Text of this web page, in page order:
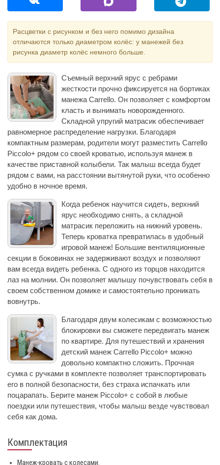
Расцветки с рисунком и без него помимо дизайна
отличаются только диаметром колёс: у манежей без
рисунка диаметр колёс немного больше.
Съемный верхний ярус с ребрами
жесткости прочно фиксируется на бортиках
манежа Carrello. Он позволяет с комфортом
класть и вынимать новорожденного.
Складной упругий матрасик обеспечивает
равномерное распределение нагрузки. Благодаря
компактным размерам, родители могут разместить Carrello
Piccolo+ рядом со своей кроватью, используя манеж в
качестве приставной колыбели. Так малыш всегда будет
рядом с вами, на расстоянии вытянутой руки, что особенно
удобно в ночное время.
Когда ребенок научится сидеть, верхний
ярус необходимо снять, а складной
матрасик переложить на нижний уровень.
Теперь кроватка превратилась в удобный
игровой манеж! Большие вентиляционные
секции в боковинах не задерживают воздух и позволяют
вам всегда видеть ребенка. С одного из торцов находится
лаз на молнии. Он позволяет малышу почувствовать себя в
своем собственном домике и самостоятельно проникать
вовнутрь.
Благодаря двум колесикам с возможностью
блокировки вы сможете передвигать манеж
по квартире. Для путешествий и хранения
детский манеж Carrello Piccolo+ можно
довольно компактно сложить. Прочная
сумка с ручками в комплекте позволяет транспортировать
его в полной безопасности, без страха испачкать или
поцарапать. Берите манеж Piccolo+ с собой в любые
поездки или путешествия, чтобы малыш везде чувствовал
себя как дома.
Комплектация
Манеж-кровать с колесами.